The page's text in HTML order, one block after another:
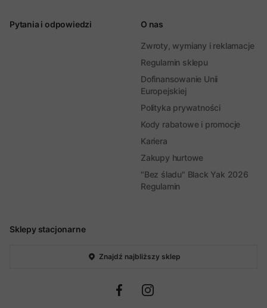
Sklepy stacjonarne
Znajdź najbliższy sklep
Pytania i odpowiedzi O nas
Zwroty, wymiany i reklamacje
Regulamin sklepu
Dofinansowanie Unii
Europejskiej
Polityka prywatności
Kody rabatowe i promocje
Kariera
Zakupy hurtowe
"Bez śladu" Black Yak 2026
Regulamin